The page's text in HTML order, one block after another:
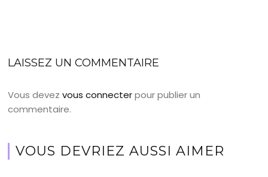
LAISSEZ UN COMMENTAIRE
Vous devezvous connecterpour publier un
commentaire.
VOUS DEVRIEZ AUSSI AIMER